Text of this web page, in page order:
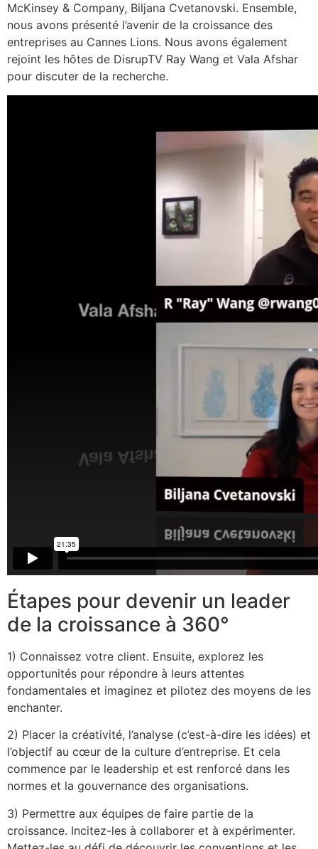
McKinsey & Company, Biljana Cvetanovski. Ensemble,
nous avons présenté l’avenir de la croissance des
entreprises au Cannes Lions. Nous avons également
rejoint les hôtes de DisrupTV Ray Wang et Vala Afshar
pour discuter de la recherche.
Étapes pour devenir un leader
de la croissance à 360°
1) Connaissez votre client. Ensuite, explorez les
opportunités pour répondre à leurs attentes
fondamentales et imaginez et pilotez des moyens de les
enchanter.
2) Placer la créativité, l’analyse (c’est-à-dire les idées) et
l’objectif au cœur de la culture d’entreprise. Et cela
commence par le leadership et est renforcé dans les
normes et la gouvernance des organisations.
3) Permettre aux équipes de faire partie de la
croissance. Incitez-les à collaborer et à expérimenter.